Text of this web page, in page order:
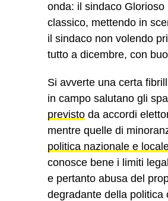
onda: il sindaco
classico, mettendo in
il sindaco non volendo
tutto a dicembre, con
Si avverte una certa
in campo salutano gli
previsto da accordi
mentre quelle di
politica nazionale e
conosce bene i limiti
e pertanto abusa del
degradante della politica